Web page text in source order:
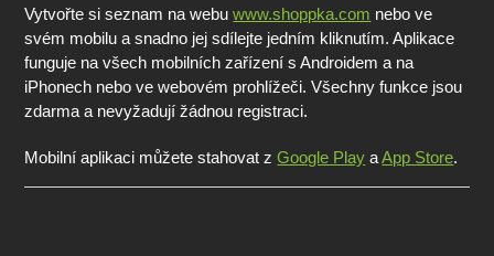
Vytvořte si seznam na webuwww.shoppka.com nebo ve
svém mobilu a snadno jej sdílejte jedním kliknutím. Aplikace
funguje na všech mobilních zařízení s Androidem a na
iPhonech nebo ve webovém prohlížeči. Všechny funkce jsou
zdarma a nevyžadují žádnou registraci.
Mobilní aplikaci můžete stahovat zGoogle Play aApp Store.